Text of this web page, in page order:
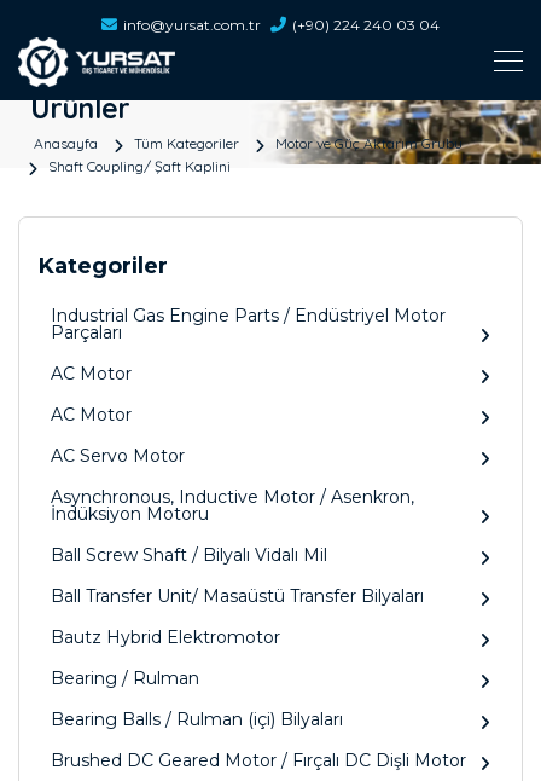
info@yursat.com.tr (+90) 224 240 03 04
Ürünler
Anasayfa Tüm Kategoriler
Motor ve Güç Aktarım Grubu
Shaft Coupling/ Şaft Kaplini
Kategoriler
Industrial Gas Engine Parts / Endüstriyel Motor
Parçaları
AC Motor
AC Motor
AC Servo Motor
Asynchronous, Inductive Motor / Asenkron,
İndüksiyon Motoru
Ball Screw Shaft / Bilyalı Vidalı Mil
Ball Transfer Unit/ Masaüstü Transfer Bilyaları
Bautz Hybrid Elektromotor
Bearing / Rulman
Bearing Balls / Rulman (içi) Bilyaları
Brushed DC Geared Motor / Fırçalı DC Dişli Motor